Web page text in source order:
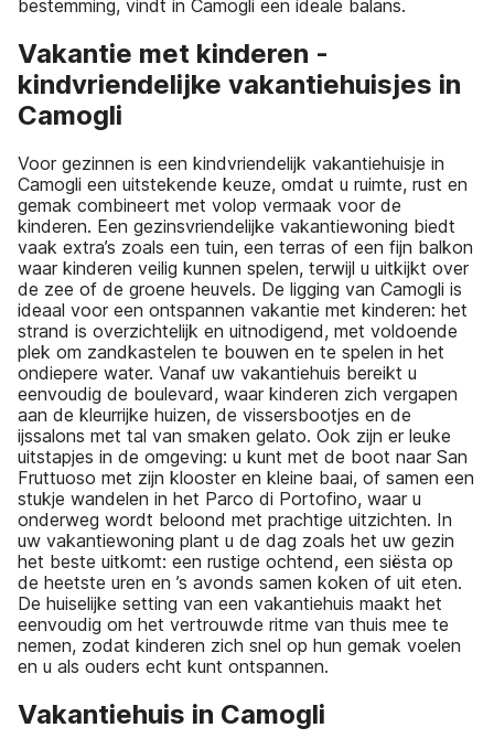
bestemming, vindt in Camogli een ideale balans.
Vakantie met kinderen -
kindvriendelijke vakantiehuisjes in
Camogli
Voor gezinnen is een kindvriendelijk vakantiehuisje in
Camogli een uitstekende keuze, omdat u ruimte, rust en
gemak combineert met volop vermaak voor de
kinderen. Een gezinsvriendelijke vakantiewoning biedt
vaak extra’s zoals een tuin, een terras of een fijn balkon
waar kinderen veilig kunnen spelen, terwijl u uitkijkt over
de zee of de groene heuvels. De ligging van Camogli is
ideaal voor een ontspannen vakantie met kinderen: het
strand is overzichtelijk en uitnodigend, met voldoende
plek om zandkastelen te bouwen en te spelen in het
ondiepere water. Vanaf uw vakantiehuis bereikt u
eenvoudig de boulevard, waar kinderen zich vergapen
aan de kleurrijke huizen, de vissersbootjes en de
ijssalons met tal van smaken gelato. Ook zijn er leuke
uitstapjes in de omgeving: u kunt met de boot naar San
Fruttuoso met zijn klooster en kleine baai, of samen een
stukje wandelen in het Parco di Portofino, waar u
onderweg wordt beloond met prachtige uitzichten. In
uw vakantiewoning plant u de dag zoals het uw gezin
het beste uitkomt: een rustige ochtend, een siësta op
de heetste uren en ’s avonds samen koken of uit eten.
De huiselijke setting van een vakantiehuis maakt het
eenvoudig om het vertrouwde ritme van thuis mee te
nemen, zodat kinderen zich snel op hun gemak voelen
en u als ouders echt kunt ontspannen.
Vakantiehuis in Camogli